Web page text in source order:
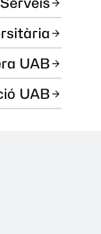
UAB
UAB